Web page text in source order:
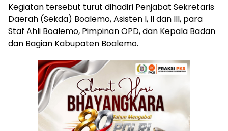
Kegiatan tersebut turut dihadiri Penjabat Sekretaris
Daerah (Sekda) Boalemo, Asisten I, II dan III, para
Staf Ahli Boalemo, Pimpinan OPD, dan Kepala Badan
dan Bagian Kabupaten Boalemo.